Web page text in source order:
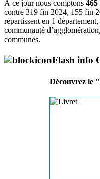
À ce jour nous comptons
contre 319 fin 2024, 155 fin
répartissent en 1
communauté
communes.
Flash info
Découvrez le